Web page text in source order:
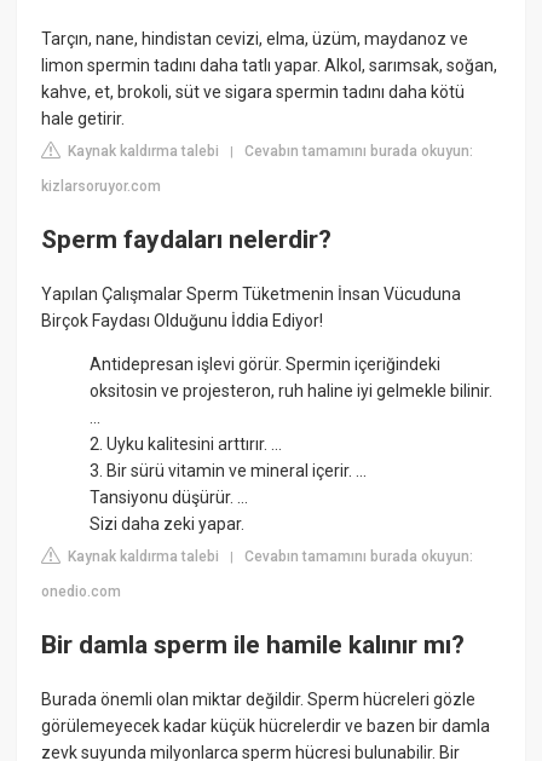
Tarçın, nane, hindistan cevizi, elma, üzüm, maydanoz ve
limon spermin tadını daha tatlı yapar. Alkol, sarımsak, soğan,
kahve, et, brokoli, süt ve sigara spermin tadını daha kötü
hale getirir.
Kaynak kaldırma talebi |Cevabın tamamını burada okuyun:
kizlarsoruyor.com
Sperm faydaları nelerdir?
Yapılan Çalışmalar Sperm Tüketmenin İnsan Vücuduna
Birçok Faydası Olduğunu İddia Ediyor!
Antidepresan işlevi görür. Spermin içeriğindeki
oksitosin ve projesteron, ruh haline iyi gelmekle bilinir.
2. Uyku kalitesini arttırır. ...
3. Bir sürü vitamin ve mineral içerir. ...
Tansiyonu düşürür. ...
Sizi daha zeki yapar.
Kaynak kaldırma talebi |Cevabın tamamını burada okuyun:
onedio.com
Bir damla sperm ile hamile kalınır mı?
Burada önemli olan miktar değildir. Sperm hücreleri gözle
görülemeyecek kadar küçük hücrelerdir ve bazen bir damla
zevk suyunda milyonlarca sperm hücresi bulunabilir. Bir